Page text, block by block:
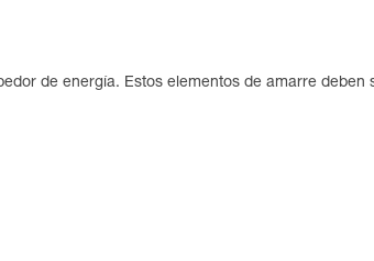
de energía. Estos elementos de amarre deben